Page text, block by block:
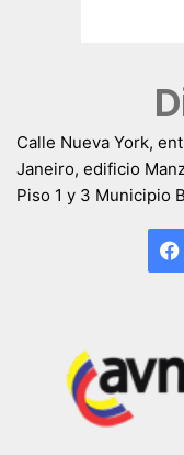
Calle Nueva York,
Janeiro, edificio
Piso 1 y 3 Municipio